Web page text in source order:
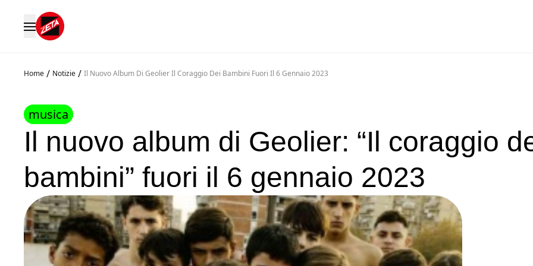
Home / Notizie / Il Nuovo Album Di Geolier Il Coraggio Dei Bambini Fuori Il 6 Gennaio 2023
musica
Il nuovo album di Geolier: “Il coraggio
bambini” fuori il 6 gennaio 2023